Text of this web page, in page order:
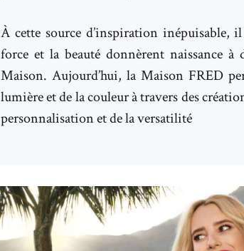
À cette source d’inspiration inépuisable,
force et la beauté donnèrent naissance
Maison. Aujourd’hui, la Maison FRED
lumière et de la couleur à travers des
personnalisation et de la versatilité